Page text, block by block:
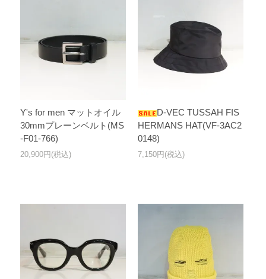
Y's for men マットオイル
30mmプレーンベルト(MS
-F01-766)
20,900円(税込)
D-VEC TUSSAH FIS
HERMANS HAT(VF-3AC2
0148)
7,150円(税込)